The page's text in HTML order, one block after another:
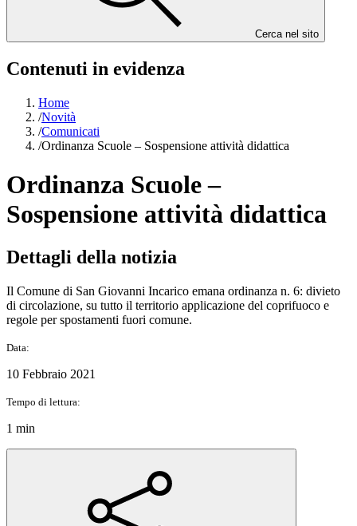
Cerca nel sito
Contenuti in evidenza
Home
/Novità
/Comunicati
/Ordinanza Scuole – Sospensione attività didattica
Ordinanza Scuole –
Sospensione attività didattica
Dettagli della notizia
Il Comune di San Giovanni Incarico emana ordinanza n. 6: divieto
di circolazione, su tutto il territorio applicazione del coprifuoco e
regole per spostamenti fuori comune.
Data:
10 Febbraio 2021
Tempo di lettura:
1 min